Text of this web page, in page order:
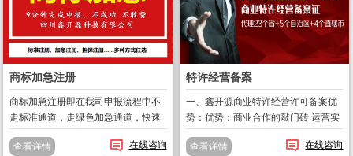
商标加急注册
商标加急注册即在我司申报流程中不
走标准通道，走绿色加急通道，快速
成申报。正常申报需要3天的，鑫开源
在线咨询
查看详情
特许经营备案
一、鑫开源商业特许经营许可备案优
势：优势：商业合作的敲门砖 运营实
利依据合法：合法合规的重要凭证 行
在线咨询
查看详情